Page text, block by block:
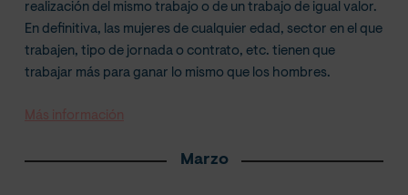
realización del mismo trabajo o de un trabajo de igual valor.
En definitiva, las mujeres de cualquier edad, sector en el que
trabajen, tipo de jornada o contrato, etc. tienen que
trabajar más para ganar lo mismo que los hombres.
Más información
Marzo